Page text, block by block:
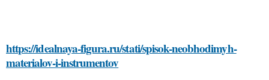
https://idealnaya-figura.ru/stati/spisok-neobhodimyh-
materialov-i-instrumentov